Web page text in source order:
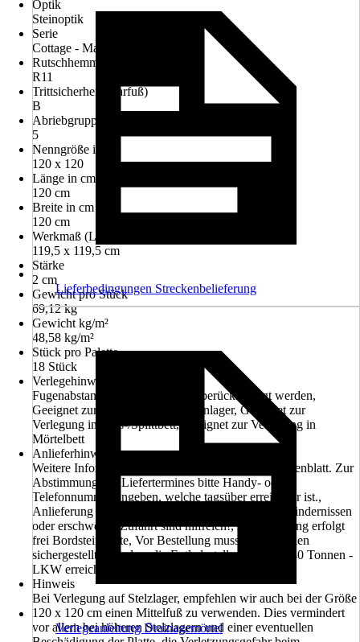
Optik
Steinoptik
Serie
Cottage - Magnus
Rutschhemmung
R11
Trittsicherheit (Barfuß)
B
Abriebgruppe
5
Nenngröße in cm
120 x 120
Länge in cm
120 cm
Breite in cm
120 cm
Werkmaß (LxB)
119,5 x 119,5 cm
Stärke
2 cm
Gewicht pro Stück
69,12 kg
Gewicht kg/m²
48,58 kg/m²
Stück pro Palette
18 Stück
Verlegehinweis
Fugenabstand von 3-5 mm sollte berücksichtigt werden,
Geeignet zur Verlegung auf Plattenlager, Geeignet zur
Verlegung in Kies-/Splittbett, Geeignet zur Verlegung in
Mörtelbett
Anlieferhinweis
Weitere Informationen entnehmen Sie bitte dem Datenblatt. Zur
Abstimmung des Liefertermines bitte Handy- oder
Telefonnummer angeben, welche tagsüber erreichbar ist.,
Anlieferung erfolgt mit einem LKW, Angaben zu Hindernissen
oder erschwerter Zufahrt sind hilfreich!, Die Lieferung erfolgt
frei Bordsteinkante, Vor Bestellung muss vom Kunden
sichergestellt sein, dass die Entladestelle mit einem 40 Tonnen -
LKW erreichbar ist.
Hinweis
Bei Verlegung auf Stelzlager, empfehlen wir auch bei der Größe
120 x 120 cm einen Mittelfuß zu verwenden. Dies vermindert
vor allem bei höheren Stelzlagern und einer eventuellen
Lieferbedingungen Streckenbelieferung
Verlegeanleitung Drainagemörtel